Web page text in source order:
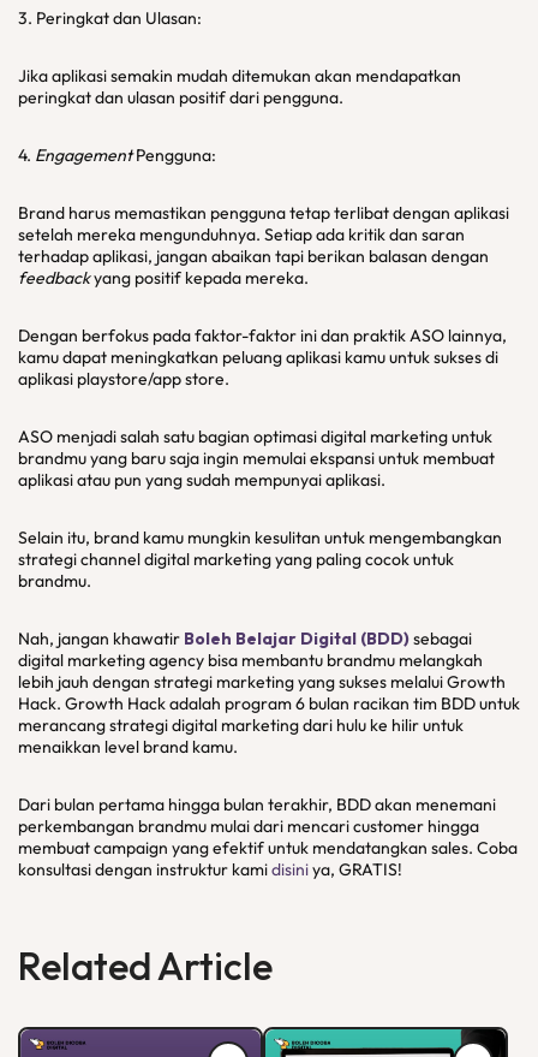
3. Peringkat dan Ulasan:
Jika aplikasi semakin mudah ditemukan akan mendapatkan
peringkat dan ulasan positif dari pengguna.
4. EngagementPengguna:
Brand harus memastikan pengguna tetap terlibat dengan aplikasi
setelah mereka mengunduhnya. Setiap ada kritik dan saran
terhadap aplikasi, jangan abaikan tapi berikan balasan dengan
feedbackyang positif kepada mereka.
Dengan berfokus pada faktor-faktor ini dan praktik ASO lainnya,
kamu dapat meningkatkan peluang aplikasi kamu untuk sukses di
aplikasi playstore/app store.
ASO menjadi salah satu bagian optimasi digital marketing untuk
brandmu yang baru saja ingin memulai ekspansi untuk membuat
aplikasi atau pun yang sudah mempunyai aplikasi.
Selain itu, brand kamu mungkin kesulitan untuk mengembangkan
strategi channel digital marketing yang paling cocok untuk
brandmu.
Nah, jangan khawatir Boleh Belajar Digital (BDD)sebagai
digital marketing agency bisa membantu brandmu melangkah
lebih jauh dengan strategi marketing yang sukses melalui Growth
Hack. Growth Hack adalah program 6 bulan racikan tim BDD untuk
merancang strategi digital marketing dari hulu ke hilir untuk
menaikkan level brand kamu.
Dari bulan pertama hingga bulan terakhir, BDD akan menemani
perkembangan brandmu mulai dari mencari customer hingga
membuat campaign yang efektif untuk mendatangkan sales. Coba
konsultasi dengan instruktur kamidisiniya, GRATIS!
Related Article